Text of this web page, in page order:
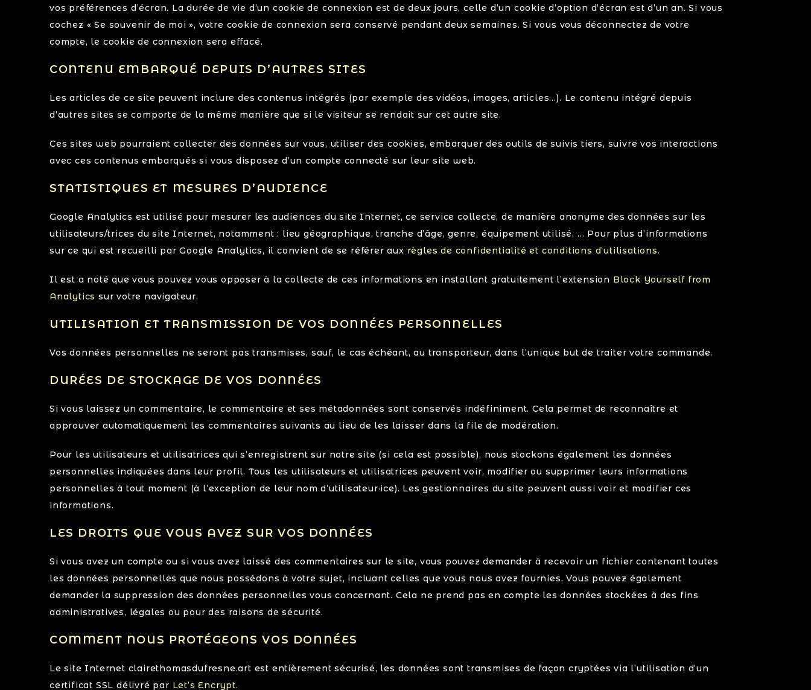
vos préférences d’écran. La durée de vie d’un cookie de connexion est de deux jours, celle d’un cookie d’option d’écran est d’un an. Si vous
cochez « Se souvenir de moi », votre cookie de connexion sera conservé pendant deux semaines. Si vous vous déconnectez de votre
compte, le cookie de connexion sera effacé.
CONTENU EMBARQUÉ DEPUIS D’AUTRES SITES
Les articles de ce site peuvent inclure des contenus intégrés (par exemple des vidéos, images, articles…). Le contenu intégré depuis
d’autres sites se comporte de la même manière que si le visiteur se rendait sur cet autre site.
Ces sites web pourraient collecter des données sur vous, utiliser des cookies, embarquer des outils de suivis tiers, suivre vos interactions
avec ces contenus embarqués si vous disposez d’un compte connecté sur leur site web.
STATISTIQUES ET MESURES D’AUDIENCE
Google Analytics est utilisé pour mesurer les audiences du site Internet, ce service collecte, de manière anonyme des données sur les
utilisateurs/trices du site Internet, notamment : lieu géographique, tranche d’âge, genre, équipement utilisé, … Pour plus d’informations
sur ce qui est recueilli par Google Analytics, il convient de se référer aux règles de confidentialité et conditions d’utilisations.
Il est a noté que vous pouvez vous opposer à la collecte de ces informations en installant gratuitement l’extension Block Yourself from
Analytics sur votre navigateur.
UTILISATION ET TRANSMISSION DE VOS DONNÉES PERSONNELLES
Vos données personnelles ne seront pas transmises, sauf, le cas échéant, au transporteur, dans l’unique but de traiter votre commande.
DURÉES DE STOCKAGE DE VOS DONNÉES
Si vous laissez un commentaire, le commentaire et ses métadonnées sont conservés indéfiniment. Cela permet de reconnaître et
approuver automatiquement les commentaires suivants au lieu de les laisser dans la file de modération.
Pour les utilisateurs et utilisatrices qui s’enregistrent sur notre site (si cela est possible), nous stockons également les données
personnelles indiquées dans leur profil. Tous les utilisateurs et utilisatrices peuvent voir, modifier ou supprimer leurs informations
personnelles à tout moment (à l’exception de leur nom d’utilisateur·ice). Les gestionnaires du site peuvent aussi voir et modifier ces
informations.
LES DROITS QUE VOUS AVEZ SUR VOS DONNÉES
Si vous avez un compte ou si vous avez laissé des commentaires sur le site, vous pouvez demander à recevoir un fichier contenant toutes
les données personnelles que nous possédons à votre sujet, incluant celles que vous nous avez fournies. Vous pouvez également
demander la suppression des données personnelles vous concernant. Cela ne prend pas en compte les données stockées à des fins
administratives, légales ou pour des raisons de sécurité.
COMMENT NOUS PROTÉGEONS VOS DONNÉES
Le site Internet clairethomasdufresne.art est entièrement sécurisé, les données sont transmises de façon cryptées via l’utilisation d’un
certificat SSL délivré par Let’s Encrypt.